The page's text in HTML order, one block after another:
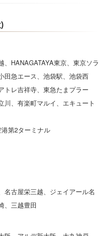
HANAGATAYA東京、東京ソラ
田急エース、池袋駅、池袋西
トレ吉祥寺、東急たまプラー
川、有楽町マルイ、エキュート
第2ターミナル
名古屋栄三越、ジェイアール名
、三越豊田